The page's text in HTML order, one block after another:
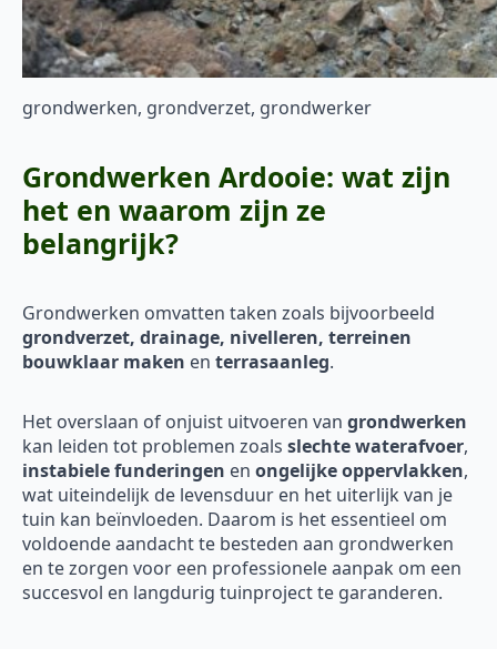
grondwerken, grondverzet, grondwerker
Grondwerken Ardooie: wat zijn
het en waarom zijn ze
belangrijk?
Grondwerken omvatten taken zoals bijvoorbeeld
grondverzet, drainage, nivelleren, terreinen
bouwklaar maken en terrasaanleg.
Het overslaan of onjuist uitvoeren van grondwerken
kan leiden tot problemen zoals slechte waterafvoer,
instabiele funderingen en ongelijke oppervlakken,
wat uiteindelijk de levensduur en het uiterlijk van je
tuin kan beïnvloeden. Daarom is het essentieel om
voldoende aandacht te besteden aan grondwerken
en te zorgen voor een professionele aanpak om een
succesvol en langdurig tuinproject te garanderen.